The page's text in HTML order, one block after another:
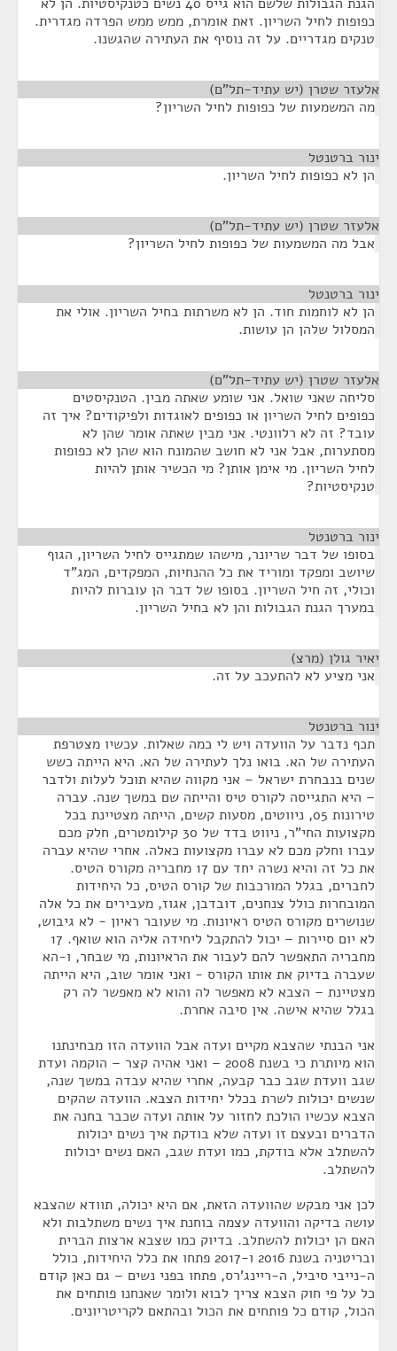
הגנת הגבולות שלשם הוא גייס 40 נשים כטנקיסטיות. הן לא
כפופות לחיל השריון. זאת אומרת, ממש ממש הפרדה מגדרית.
טנקים מגדריים. על זה נוסיף את העתירה שהגשנו.
אלעזר שטרן (יש עתיד-תל"ם)
מה המשמעות של כפופות לחיל השריון?
ינור ברטנטל
הן לא כפופות לחיל השריון.
אלעזר שטרן (יש עתיד-תל"ם)
אבל מה המשמעות של כפופות לחיל השריון?
ינור ברטנטל
הן לא לוחמות חוד. הן לא משרתות בחיל השריון. אולי את
המסלול שלהן הן עושות.
אלעזר שטרן (יש עתיד-תל"ם)
סליחה שאני שואל. אני שומע שאתה מבין. הטנקיסטים
כפופים לחיל השריון או כפופים לאוגדות ולפיקודים? איך זה
עובד? זה לא רלוונטי. אני מבין שאתה אומר שהן לא
מסתערות, אבל אני לא חושב שהמונח הוא שהן לא כפופות
לחיל השריון. מי אימן אותן? מי הכשיר אותן להיות
טנקיסטיות?
ינור ברטנטל
בסופו של דבר שריונר, מישהו שמתגייס לחיל השריון, הגוף
שיושב ומפקד ומוריד את כל ההנחיות, המפקדים, המג"ד
וכולי, זה חיל השריון. בסופו של דבר הן עוברות להיות
במערך הגנת הגבולות והן לא בחיל השריון.
יאיר גולן (מרצ)
אני מציע לא להתעכב על זה.
ינור ברטנטל
תכף נדבר על הוועדה ויש לי כמה שאלות. עכשיו מצטרפת
העתירה של הא. בואו נלך לעתירה של הא. היא הייתה כשש
שנים בנבחרת ישראל – אני מקווה שהיא תוכל לעלות ולדבר
– היא התגייסה לקורס טיס והייתה שם במשך שנה. עברה
טירונות 05, ניווטים, מסעות קשים, הייתה מצטיינת בכל
מקצועות החי"ר, ניווט בדד של 30 קילומטרים, חלק מכם
עברו וחלק מכם לא עברו מקצועות כאלה. אחרי שהיא עברה
את כל זה והיא נשרה יחד עם 17 מחבריה מקורס הטיס.
לחברים, בגלל המורכבות של קורס הטיס, כל היחידות
המובחרות כולל צנחנים, דובדבן, אגוז, מעבירים את כל אלה
שנושרים מקורס הטיס ראיונות. מי שעובר ראיון - לא גיבוש,
לא יום סיירות – יכול להתקבל ליחידה אליה הוא שואף. 17
מחבריה התאפשר להם לעבור את הראיונות, מי שבחר, ו-הא
שעברה בדיוק את אותו הקורס - ואני אומר שוב, היא הייתה
מצטיינת – הצבא לא מאפשר לה והוא לא מאפשר לה רק
בגלל שהיא אישה. אין סיבה אחרת.
אני הבנתי שהצבא מקיים ועדה אבל הוועדה הזו מבחינתנו
הוא מיותרת כי בשנת 2008 – ואני אהיה קצר – הוקמה ועדת
שגב וועדת שגב כבר קבעה, אחרי שהיא עבדה במשך שנה,
שנשים יכולות לשרת בכלל יחידות הצבא. הוועדה שהקים
הצבא עכשיו הולכת לחזור על אותה ועדה שכבר בחנה את
הדברים ובעצם זו ועדה שלא בודקת איך נשים יכולות
להשתלב אלא בודקת, כמו ועדת שגב, האם נשים יכולות
להשתלב.
לכן אני מבקש שהוועדה הזאת, אם היא יכולה, תוודא שהצבא
עושה בדיקה והוועדה עצמה בוחנת איך נשים משתלבות ולא
האם הן יכולות להשתלב. בדיוק כמו שצבא ארצות הברית
ובריטניה בשנת 2016 ו-2017 פתחו את כלל היחידות, כולל
ה-נייבי סיביל, ה-ריינג'רס, פתחו בפני נשים – גם כאן קודם
כל על פי חוק הצבא צריך לבוא ולומר שאנחנו פותחים את
הכול, קודם כל פותחים את הכול ובהתאם לקריטריונים.